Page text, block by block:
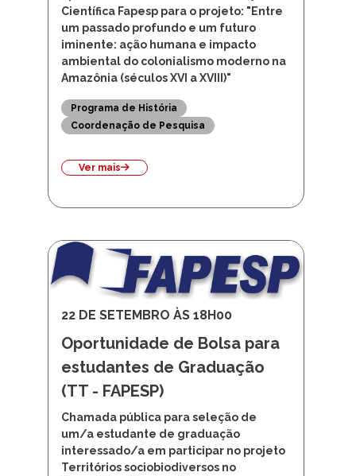
Científica Fapesp para o projeto: "Entre
um passado profundo e um futuro
iminente: ação humana e impacto
ambiental do colonialismo moderno na
Amazônia (séculos XVI a XVIII)"
Programa de História
Coordenação de Pesquisa
Ver mais
22 DE SETEMBRO ÀS 18H00
Oportunidade de Bolsa para
estudantes de Graduação
(TT - FAPESP)
Chamada pública para seleção de
um/a estudante de graduação
interessado/a em participar no projeto
Territórios sociobiodiversos no